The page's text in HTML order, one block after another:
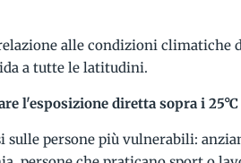
alle condizioni
a tutte le latitudini.
l'esposizione diretta sopra i
sulle persone più vulnerabili: